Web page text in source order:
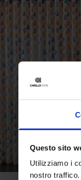
Questo sito
Utilizziamo i
nostro